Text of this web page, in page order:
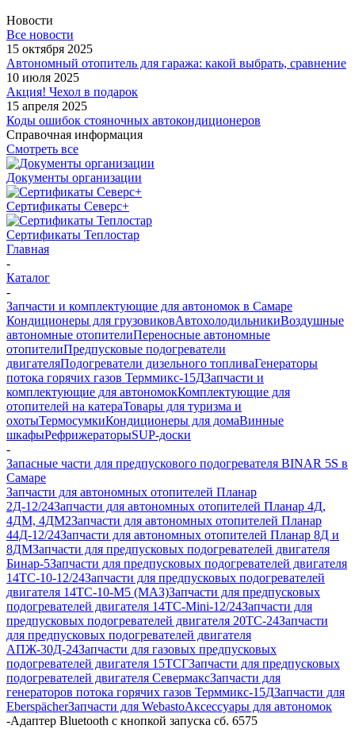
Новости
Все новости
15 октября 2025
Автономный отопитель для гаража: какой выбрать, сравнение
10 июля 2025
Акция! Чехол в подарок
15 апреля 2025
Коды ошибок стояночных автокондиционеров
Справочная информация
Смотреть все
Документы организации
Сертификаты Северс+
Сертификаты Теплостар
Главная
-
Каталог
-
Запчасти и комплектующие для автономок в Самаре
Кондиционеры для грузовиковАвтохолодильникиВоздушные
автономные отопителиПереносные автономные
отопителиПредпусковые подогреватели
двигателяПодогреватели дизельного топливаГенераторы
потока горячих газов Терммикс-15ДЗапчасти и
комплектующие для автономокКомплектующие для
отопителей на катераТовары для туризма и
охотыТермосумкиКондиционеры для домаВинные
шкафыРефрижераторыSUP-доски
-
Запасные части для предпускового подогревателя BINAR 5S в
Самаре
Запчасти для автономных отопителей Планар
2Д-12/24Запчасти для автономных отопителей Планар 4Д,
4ДМ, 4ДМ2Запчасти для автономных отопителей Планар
44Д-12/24Запчасти для автономных отопителей Планар 8Д и
8ДМЗапчасти для предпусковых подогревателей двигателя
Бинар-5Запчасти для предпусковых подогревателей двигателя
14ТС-10-12/24Запчасти для предпусковых подогревателей
двигателя 14ТС-10-М5 (МАЗ)Запчасти для предпусковых
подогревателей двигателя 14ТС-Mini-12/24Запчасти для
предпусковых подогревателей двигателя 20ТС-24Запчасти
для предпусковых подогревателей двигателя
АПЖ-30Д-24Запчасти для газовых предпусковых
подогревателей двигателя 15ТСГЗапчасти для предпусковых
подогревателей двигателя СевермаксЗапчасти для
генераторов потока горячих газов Терммикс-15ДЗапчасти для
EberspächerЗапчасти для WebastoАксессуары для автономок
-Адаптер Bluetooth с кнопкой запуска сб. 6575